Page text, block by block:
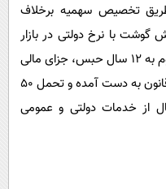
تخصیص سهمیه برخلاف
گوشت با نرخ دولتی در بازار
آزاد و متعاقبا فروش در بازار آزاد محکوم به ١٢ سال حبس، جزای مالی
و ضبط همه اموالی که از طریق خلاف قانون به دست آمده و تحمل ٥٠
از خدمات دولتی و عمومی